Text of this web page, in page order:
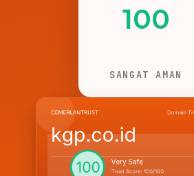
100
SANGAT AMAN